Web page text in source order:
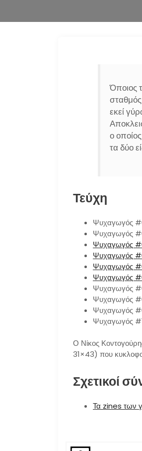
Όποιος
εκεί
ο
τα δύο
Τεύχη
Ψυχαγωγός
Ψυχαγωγός
Ψυχαγωγός
Ψυχαγωγός
Ψυχαγωγός
Ψυχαγωγός
Ψυχαγωγός
Ψυχαγωγός
Ψυχαγωγός
Ψυχαγωγός
Ο Νίκος
31×43) που
Σχετικοί
Τα zines των